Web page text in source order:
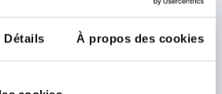
Détails À propos des cookies
RÉGLABLE 100X32X20 ACIER DE